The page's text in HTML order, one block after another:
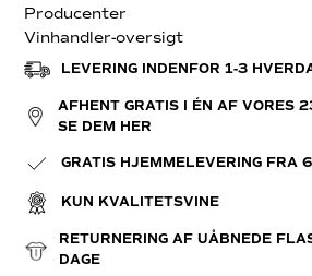
Producenter
Vinhandler-oversigt
LEVERING INDENFOR 1-3
AFHENT GRATIS I ÉN AF VORES
SE DEM HER
GRATIS HJEMMELEVERING FRA
KUN KVALITETSVINE
RETURNERING AF UÅBNEDE
DAGE